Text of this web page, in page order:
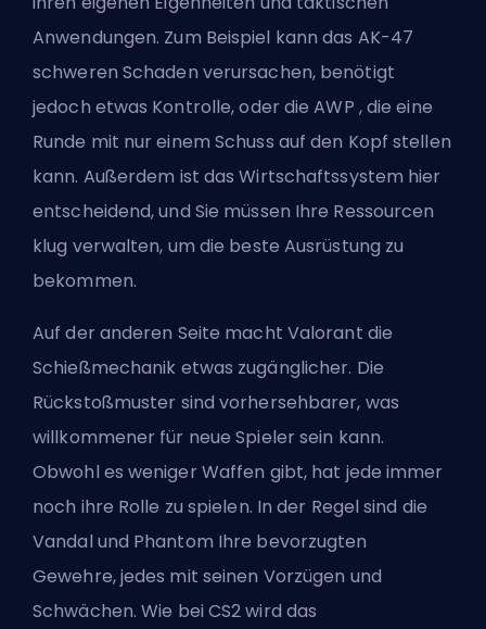
Anwendungen. Zum Beispiel kann das AK-47
schweren Schaden verursachen, benötigt
jedoch etwas Kontrolle, oder dieAWP , die eine
Runde mit nur einem Schuss auf den Kopf stellen
kann. Außerdem ist das Wirtschaftssystem hier
entscheidend, und Sie müssen Ihre Ressourcen
klug verwalten, um die beste Ausrüstung zu
bekommen.
Auf der anderen Seite macht Valorant die
Schießmechanik etwas zugänglicher. Die
Rückstoßmuster sind vorhersehbarer, was
willkommener für neue Spieler sein kann.
Obwohl es weniger Waffen gibt, hat jede immer
noch ihre Rolle zu spielen. In der Regel sind die
Vandal und Phantom Ihre bevorzugten
Gewehre, jedes mit seinen Vorzügen und
Schwächen. Wie bei CS2 wird das